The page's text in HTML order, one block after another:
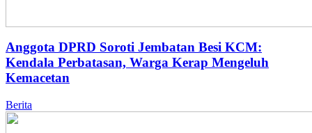
Anggota DPRD Soroti Jembatan Besi KCM:
Kendala Perbatasan, Warga Kerap Mengeluh
Kemacetan
Berita